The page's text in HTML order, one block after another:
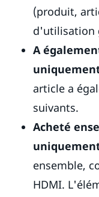
(produit,
d'utilisation
A
article a
suivants.
Acheté
ensemble,
HDMI.